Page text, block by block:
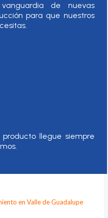
de nuevas
para que nuestros
llegue siempre
en Valle de Guadalupe